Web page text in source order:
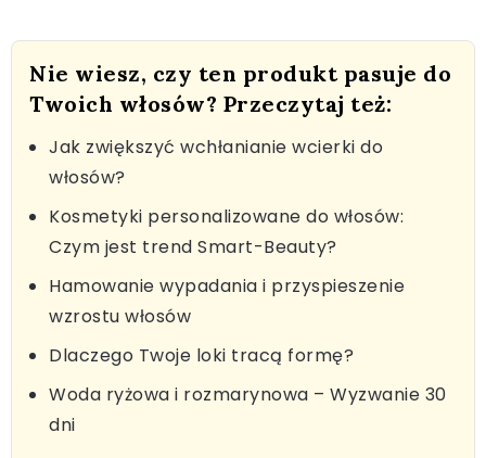
Nie wiesz, czy ten produkt pasuje do
Twoich włosów? Przeczytaj też:
Jak zwiększyć wchłanianie wcierki do
włosów?
Kosmetyki personalizowane do włosów:
Czym jest trend Smart-Beauty?
Hamowanie wypadania i przyspieszenie
wzrostu włosów
Dlaczego Twoje loki tracą formę?
Woda ryżowa i rozmarynowa – Wyzwanie 30
dni